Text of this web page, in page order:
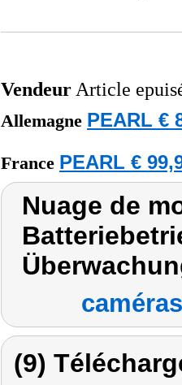
Vendeur Article
Allemagne PEARL €
France PEARL €
Nuage de
(9)